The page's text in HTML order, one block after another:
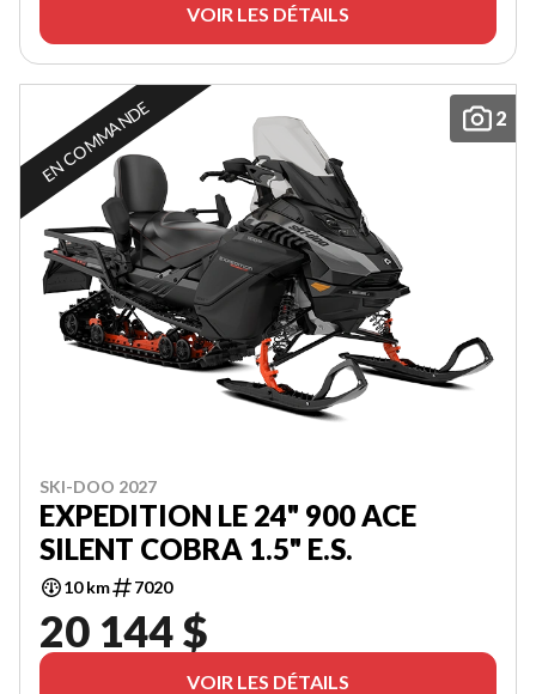
VOIR LES DÉTAILS
2
EN COMMANDE
SKI-DOO 2027
EXPEDITION LE 24" 900 ACE
SILENT COBRA 1.5" E.S.
10 km 7020
20 144 $
VOIR LES DÉTAILS